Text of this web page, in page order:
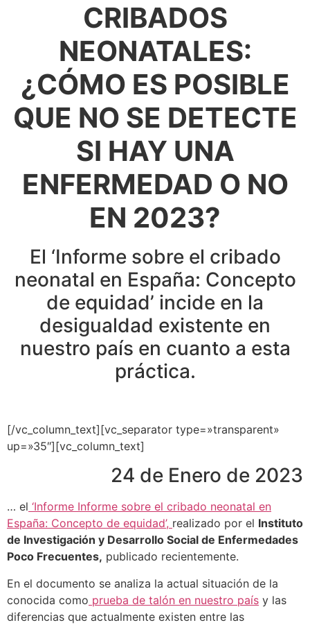
CRIBADOS
NEONATALES:
¿CÓMO ES POSIBLE
QUE NO SE DETECTE
SI HAY UNA
ENFERMEDAD O NO
EN 2023?
El ‘Informe sobre el cribado
neonatal en España: Concepto
de equidad’ incide en la
desigualdad existente en
nuestro país en cuanto a esta
práctica.
[/vc_column_text][vc_separator type=»transparent»
up=»35″][vc_column_text]
24 de Enero de 2023
… el ‘Informe Informe sobre el cribado neonatal en
España: Concepto de equidad’, realizado por el Instituto
de Investigación y Desarrollo Social de Enfermedades
Poco Frecuentes, publicado recientemente.
En el documento se analiza la actual situación de la
conocida como prueba de talón en nuestro país y las
diferencias que actualmente existen entre las